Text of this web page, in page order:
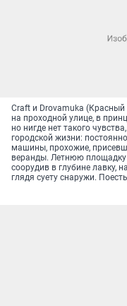
Craft и Drovamuka (Красный
на проходной улице, в
но нигде нет такого
городской жизни:
машины, прохожие,
веранды. Летнюю площадку
соорудив в глубине лавку,
глядя суету снаружи.